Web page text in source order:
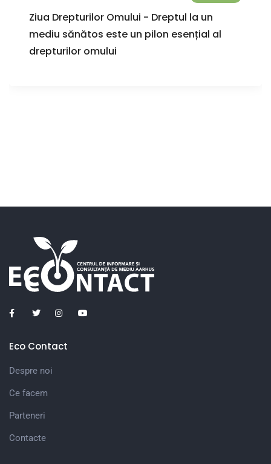
Ziua Drepturilor Omului - Dreptul la un
mediu sănătos este un pilon esențial al
drepturilor omului
Eco Contact
Despre noi
Ce facem
Parteneri
Contacte